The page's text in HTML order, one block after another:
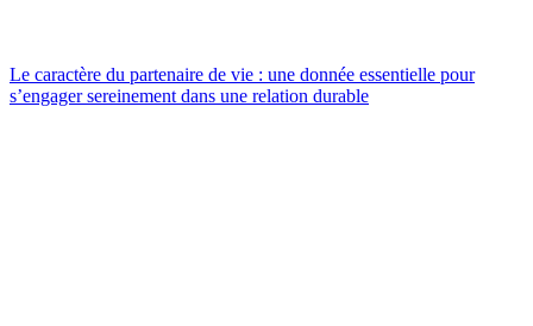
Le caractère du partenaire de vie : une donnée essentielle pour
s’engager sereinement dans une relation durable